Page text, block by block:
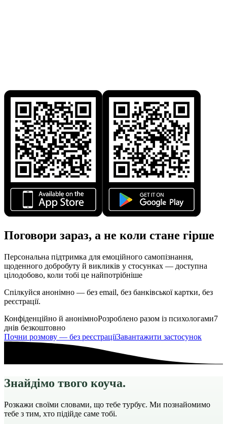
Поговори зараз, а не коли стане гірше
Персональна підтримка для емоційного самопізнання,
щоденного добробуту й викликів у стосунках — доступна
цілодобово, коли тобі це найпотрібніше
Спілкуйся анонімно — без email, без банківської картки, без
реєстрації.
Конфіденційно й анонімноРозроблено разом із психологами7
днів безкоштовно
Почни розмову — без реєстраціїЗавантажити застосунок
Знайдімо твого коуча.
Розкажи своїми словами, що тебе турбує. Ми познайомимо
тебе з тим, хто підійде саме тобі.